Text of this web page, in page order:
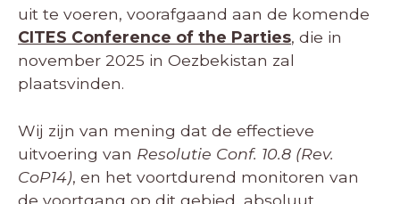
uit te voeren, voorafgaand aan de komende
CITES Conference of the Parties, die in
november 2025 in Oezbekistan zal
plaatsvinden.
Wij zijn van mening dat de effectieve
uitvoering van Resolutie Conf. 10.8 (Rev.
CoP14), en het voortdurend monitoren van
de voortgang op dit gebied, absoluut